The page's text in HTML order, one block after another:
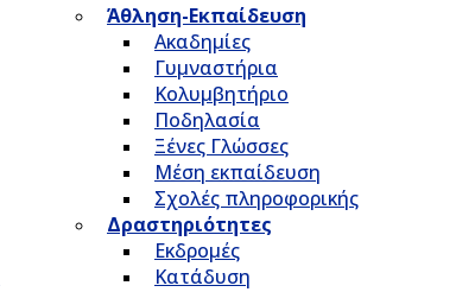
Άθληση-Εκπαίδευση
Ακαδημίες
Γυμναστήρια
Κολυμβητήριο
Ποδηλασία
Ξένες Γλώσσες
Μέση εκπαίδευση
Σχολές πληροφορικής
Δραστηριότητες
Εκδρομές
Κατάδυση